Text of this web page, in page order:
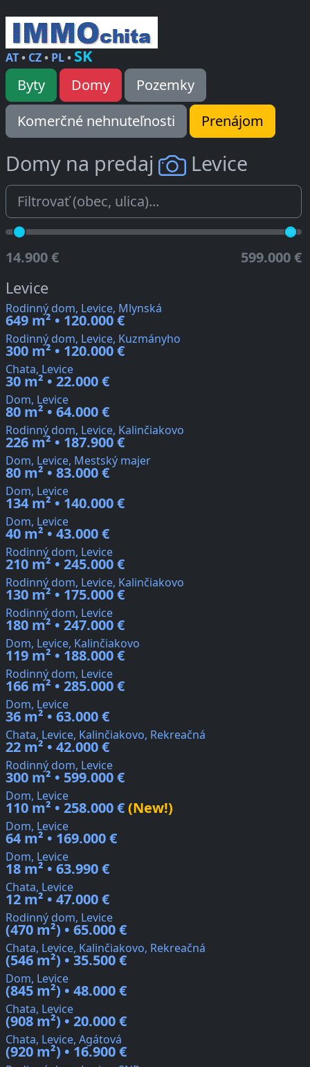
AT• CZ• PL• SK
Byty Domy
Pozemky
Komerčné nehnuteľnosti
Prenájom
Domy na predaj Levice
14.900 € 599.000 €
Levice
Rodinný dom, Levice, Mlynská
649 m² • 120.000 €
Rodinný dom, Levice, Kuzmányho
300 m² • 120.000 €
Chata, Levice
30 m² • 22.000 €
Dom, Levice
80 m² • 64.000 €
Rodinný dom, Levice, Kalinčiakovo
226 m² • 187.900 €
Dom, Levice, Mestský majer
80 m² • 83.000 €
Dom, Levice
134 m² • 140.000 €
Dom, Levice
40 m² • 43.000 €
Rodinný dom, Levice
210 m² • 245.000 €
Rodinný dom, Levice, Kalinčiakovo
130 m² • 175.000 €
Rodinný dom, Levice
180 m² • 247.000 €
Dom, Levice, Kalinčiakovo
119 m² • 188.000 €
Rodinný dom, Levice
166 m² • 285.000 €
Dom, Levice
36 m² • 63.000 €
Chata, Levice, Kalinčiakovo, Rekreačná
22 m² • 42.000 €
Rodinný dom, Levice
300 m² • 599.000 €
Dom, Levice
110 m² • 258.000 €(New!)
Dom, Levice
64 m² • 169.000 €
Dom, Levice
18 m² • 63.990 €
Chata, Levice
12 m² • 47.000 €
Rodinný dom, Levice
(470 m²) • 65.000 €
Chata, Levice, Kalinčiakovo, Rekreačná
(546 m²) • 35.500 €
Dom, Levice
(845 m²) • 48.000 €
Chata, Levice
(908 m²) • 20.000 €
Chata, Levice, Agátová
(920 m²) • 16.900 €